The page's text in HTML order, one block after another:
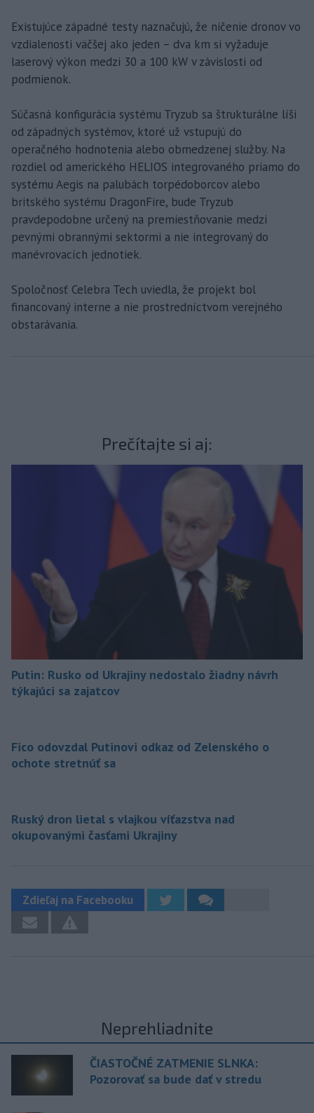
Existujúce západné testy naznačujú, že ničenie dronov vo
vzdialenosti väčšej ako jeden – dva km si vyžaduje
laserový výkon medzi 30 a 100 kW v závislosti od
podmienok.
Súčasná konfigurácia systému Tryzub sa štrukturálne líši
od západných systémov, ktoré už vstupujú do
operačného hodnotenia alebo obmedzenej služby. Na
rozdiel od amerického HELIOS integrovaného priamo do
systému Aegis na palubách torpédoborcov alebo
britského systému DragonFire, bude Tryzub
pravdepodobne určený na premiestňovanie medzi
pevnými obrannými sektormi a nie integrovaný do
manévrovacích jednotiek.
Spoločnosť Celebra Tech uviedla, že projekt bol
financovaný interne a nie prostredníctvom verejného
obstarávania.
Prečítajte si aj:
Putin: Rusko od Ukrajiny nedostalo žiadny návrh
týkajúci sa zajatcov
Fico odovzdal Putinovi odkaz od Zelenského o
ochote stretnúť sa
Ruský dron lietal s vlajkou víťazstva nad
okupovanými časťami Ukrajiny
Zdieľaj na Facebooku
Neprehliadnite
ČIASTOČNÉ ZATMENIE SLNKA:
Pozorovať sa bude dať v stredu